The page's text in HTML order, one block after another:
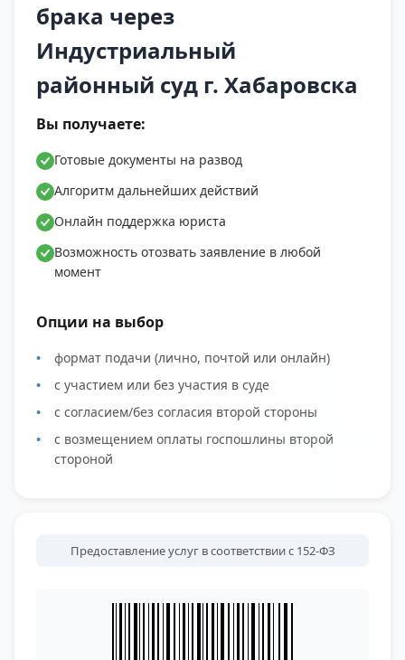
брака через
Индустриальный
районный суд г. Хабаровска
Вы получаете:
Готовые документы на развод
Алгоритм дальнейших действий
Онлайн поддержка юриста
Возможность отозвать заявление в любой
момент
Опции на выбор
формат подачи (лично, почтой или онлайн)
с участием или без участия в суде
с согласием/без согласия второй стороны
с возмещением оплаты госпошлины второй
стороной
Предоставление услуг в соответствии с 152-ФЗ